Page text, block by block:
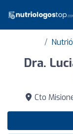
Dra.
Cto